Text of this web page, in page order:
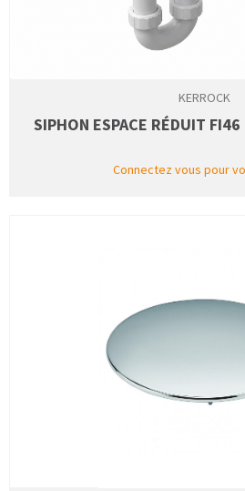
KERROCK
SIPHON ESPACE RÉDUIT
Connectez vous pour